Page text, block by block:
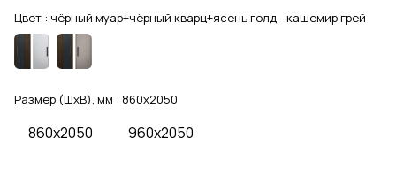
Цвет : чёрный муар+чёрный кварц+ясень голд - кашемир грей
Размер (ШхВ), мм : 860x2050
860x2050 960x2050